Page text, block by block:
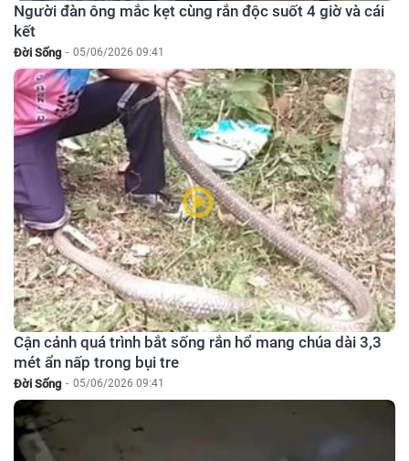
Người đàn ông mắc kẹt cùng rắn độc suốt 4 giờ và cái
kết
Đời Sống - 05/06/2026 09:41
Cận cảnh quá trình bắt sống rắn hổ mang chúa dài 3,3
mét ẩn nấp trong bụi tre
Đời Sống - 05/06/2026 09:41